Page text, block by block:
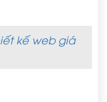
kế web giá